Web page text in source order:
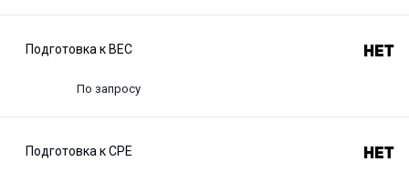
Подготовка к BEC Нет
По запросу
Подготовка к CPE Нет